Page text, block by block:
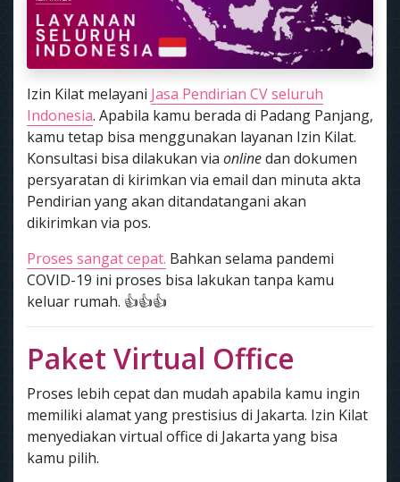
Izin Kilat melayani Jasa Pendirian CV seluruh
Indonesia. Apabila kamu berada di Padang Panjang,
kamu tetap bisa menggunakan layanan Izin Kilat.
Konsultasi bisa dilakukan via onlinedan dokumen
persyaratan di kirimkan via email dan minuta akta
Pendirian yang akan ditandatangani akan
dikirimkan via pos.
Proses sangat cepat. Bahkan selama pandemi
COVID-19 ini proses bisa lakukan tanpa kamu
keluar rumah. 👍👍👍
Paket Virtual Office
Proses lebih cepat dan mudah apabila kamu ingin
memiliki alamat yang prestisius di Jakarta. Izin Kilat
menyediakan virtual office di Jakarta yang bisa
kamu pilih.